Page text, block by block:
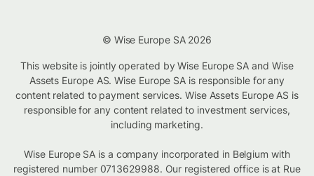
© Wise Europe SA 2026
This website is jointly operated by Wise Europe SA and Wise
Assets Europe AS. Wise Europe SA is responsible for any
content related to payment services. Wise Assets Europe AS is
responsible for any content related to investment services,
including marketing.
Wise Europe SA is a company incorporated in Belgium with
registered number 0713629988. Our registered office is at Rue